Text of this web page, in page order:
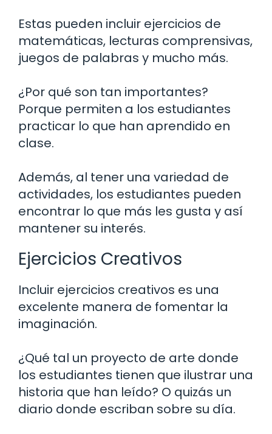
Estas pueden incluir ejercicios de
matemáticas, lecturas comprensivas,
juegos de palabras y mucho más.
¿Por qué son tan importantes?
Porque permiten a los estudiantes
practicar lo que han aprendido en
clase.
Además, al tener una variedad de
actividades, los estudiantes pueden
encontrar lo que más les gusta y así
mantener su interés.
Ejercicios Creativos
Incluir ejercicios creativos es una
excelente manera de fomentar la
imaginación.
¿Qué tal un proyecto de arte donde
los estudiantes tienen que ilustrar una
historia que han leído? O quizás un
diario donde escriban sobre su día.